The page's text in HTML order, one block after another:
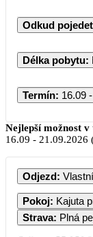
Odkud
Délka pobytu:
Termín: 16.09
PO
7
Nejlepší možnost
16.09 - 21.09.2026
Odjezd:
Pokoj: Kajuta
Strava: Plná